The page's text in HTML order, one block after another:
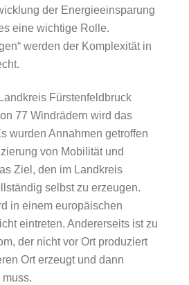
der Energieeinsparung
eine wichtige Rolle.
werden der Komplexität in
Fürstenfeldbruck
77 Windrädern wird das
wurden Annahmen getroffen
von Mobilität und
Ziel, den im Landkreis
selbst zu erzeugen.
in einem europäischen
eintreten. Andererseits ist zu
der nicht vor Ort produziert
Ort erzeugt und dann